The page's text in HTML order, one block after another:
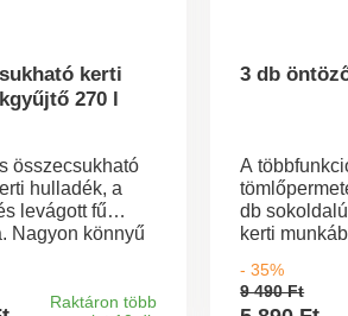
kerti
270 l
összecsukható
hulladék, a
levágott fű
Nagyon könnyű
a kerti
Raktáron több
3 db
A
db
kerti munkában. A
a takarításig
munkát el
- 35%
9 490 Ft